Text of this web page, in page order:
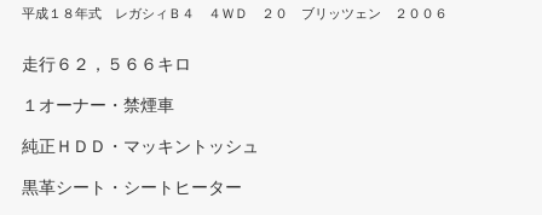
平成１８年式 レガシィＢ４ ４ＷＤ ２０ ブリッツェン ２００６
走行６２，５６６キロ
１オーナー・禁煙車
純正ＨＤＤ・マッキントッシュ
黒革シート・シートヒーター